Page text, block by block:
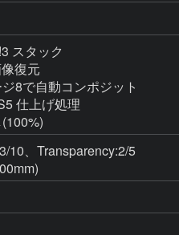
スタック
復元
8で自動コンポジット
仕上げ処理
10、Transparency:2/5